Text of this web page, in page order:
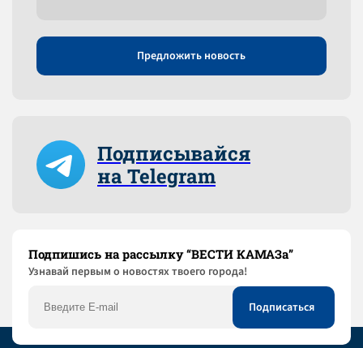
Предложить новость
Подписывайся
на Telegram
Подпишись на рассылку “ВЕСТИ КАМАЗа”
Узнaвай первым о новостях твоего города!